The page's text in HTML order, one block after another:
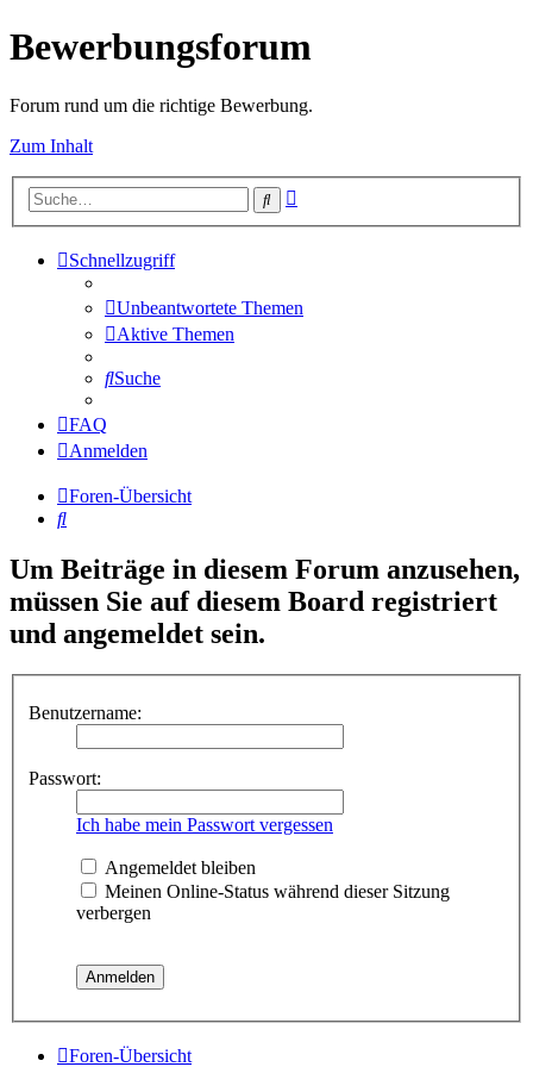
Bewerbungsforum
Forum rund um die richtige Bewerbung.
Zum Inhalt
Suche
Schnellzugriff
Unbeantwortete Themen
Aktive Themen
Suche
FAQ
Anmelden
Foren-Übersicht
Suche
Um Beiträge in diesem Forum anzusehen,
müssen Sie auf diesem Board registriert
und angemeldet sein.
Benutzername:
Passwort:
Ich habe mein Passwort vergessen
Angemeldet bleiben
Meinen Online-Status während dieser Sitzung
verbergen
Foren-Übersicht